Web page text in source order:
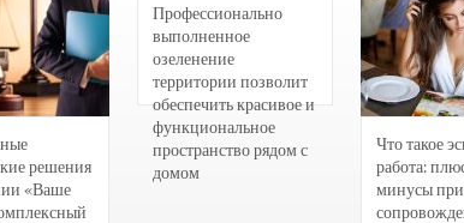
решения
«Ваше
Профессионально
выполненное
озеленение
территории позволит
обеспечить красивое и
функциональное
пространство рядом с
домом
Что такое
работа:
минусы